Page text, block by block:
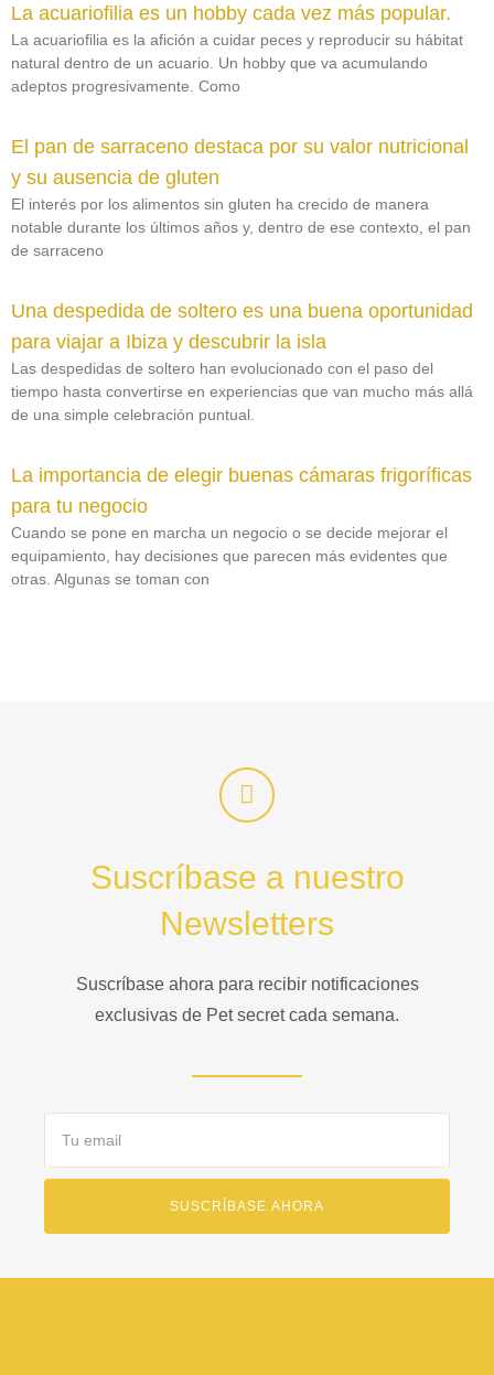
La acuariofilia es un hobby cada vez más popular.
La acuariofilia es la afición a cuidar peces y reproducir su hábitat
natural dentro de un acuario. Un hobby que va acumulando
adeptos progresivamente. Como
El pan de sarraceno destaca por su valor nutricional
y su ausencia de gluten
El interés por los alimentos sin gluten ha crecido de manera
notable durante los últimos años y, dentro de ese contexto, el pan
de sarraceno
Una despedida de soltero es una buena oportunidad
para viajar a Ibiza y descubrir la isla
Las despedidas de soltero han evolucionado con el paso del
tiempo hasta convertirse en experiencias que van mucho más allá
de una simple celebración puntual.
La importancia de elegir buenas cámaras frigoríficas
para tu negocio
Cuando se pone en marcha un negocio o se decide mejorar el
equipamiento, hay decisiones que parecen más evidentes que
otras. Algunas se toman con
Suscríbase a nuestro
Newsletters
Suscríbase ahora para recibir notificaciones
exclusivas de Pet secret cada semana.
SUSCRÍBASE AHORA